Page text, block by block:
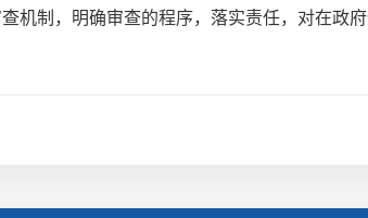
制，明确审查的程序，落实责任，对在政